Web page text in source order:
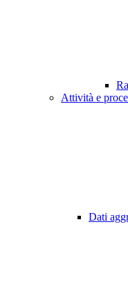
Attività e
Dati